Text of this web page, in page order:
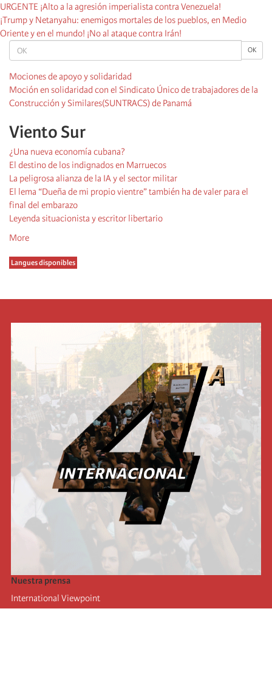
OK OK
Mociones de apoyo y solidaridad
Moción en solidaridad con el Sindicato Único de trabajadores de la
Construcción y Similares(SUNTRACS) de Panamá
Viento Sur
¿Una nueva economía cubana?
El destino de los indignados en Marruecos
La peligrosa alianza de la IA y el sector militar
El lema “Dueña de mi propio vientre” también ha de valer para el
final del embarazo
Leyenda situacionista y escritor libertario
More
Langues disponibles
URGENTE ¡Alto a la agresión imperialista contra Venezuela!
¡Trump y Netanyahu: enemigos mortales de los pueblos, en Medio
Oriente y en el mundo! ¡No al ataque contra Irán!
Nuestra prensa
International Viewpoint